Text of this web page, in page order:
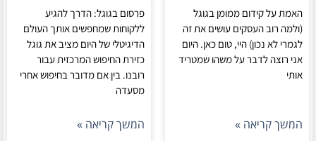
האמת על קידום ממומן בגוגל
(ולמה רוב העסקים עושים את זה
לגמרי לא נכון) היי, טום כאן. היום
אני רוצה לדבר על משהו שמטריד
אותי
המשך קריאה »
פרסום בגוגל: הדרך להגיע
ללקוחות שמחפשים אותך העולם
הדיגיטלי של היום מציב את גוגל
כזירת החיפוש המרכזית עבור
רובנו. בין אם מדובר בחיפוש אחרי
מסעדה
המשך קריאה »